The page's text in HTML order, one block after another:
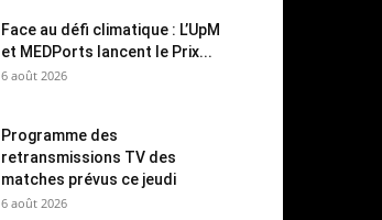
Face au défi climatique : L’UpM
et MEDPorts lancent le Prix...
6 août 2026
Programme des
retransmissions TV des
matches prévus ce jeudi
6 août 2026